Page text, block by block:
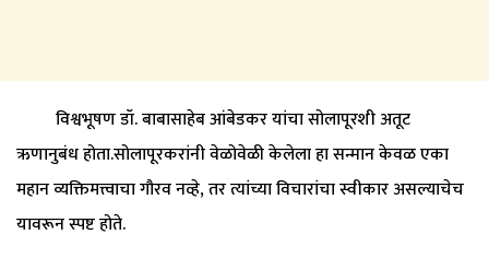
विश्वभूषण डॉ. बाबासाहेब आंबेडकर यांचा सोलापूरशी अतूट
ऋणानुबंध होता.सोलापूरकरांनी वेळोवेळी केलेला हा सन्मान केवळ एका
महान व्यक्तिमत्त्वाचा गौरव नव्हे, तर त्यांच्या विचारांचा स्वीकार असल्याचेच
यावरून स्पष्ट होते.